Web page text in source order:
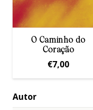
Autor
O Caminho do
Coração
€7,00